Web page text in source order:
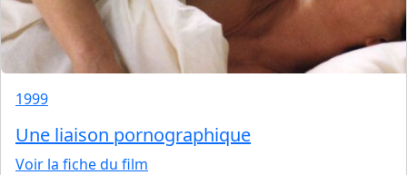
1999
Une liaison pornographique
Voir la fiche du film